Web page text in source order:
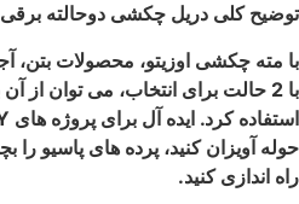
توضیح کلی دریل چکشی دوحالته برقی hdr-7113 اوزیتو:
با مته چکشی اوزیتو، محصولات بتن،
با 2 حالت برای انتخاب، می توان از
استفاده کرد.
حوله آویزان کنید، پرده های پاسیو را
راه اندازی کنید.